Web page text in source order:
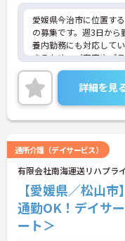
愛媛県今治市に位置す
の募集です。週3日か
養内勤務にも対応して
きるため、ご家庭やプ
やすい環境です。土日
り、福利厚生として制
も整っています。ご興
イントなどさらに詳細
軽にご相談ください。
■ 家庭と両立しやすい勤
ライフスタイルに合わ
・週3日から勤務日数を
・扶養内勤務に対応で
・就業時間を相談できま
→ 家庭やプライベート
詳細を見
通所介護（デイサービス）
有限会社南海運送リハプラ
【愛媛県／松山
通勤OK！デイサ
ート＞